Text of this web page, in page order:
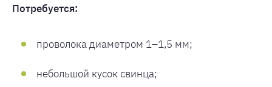
Потребуется:
проволока диаметром 1–1,5 мм;
небольшой кусок свинца;